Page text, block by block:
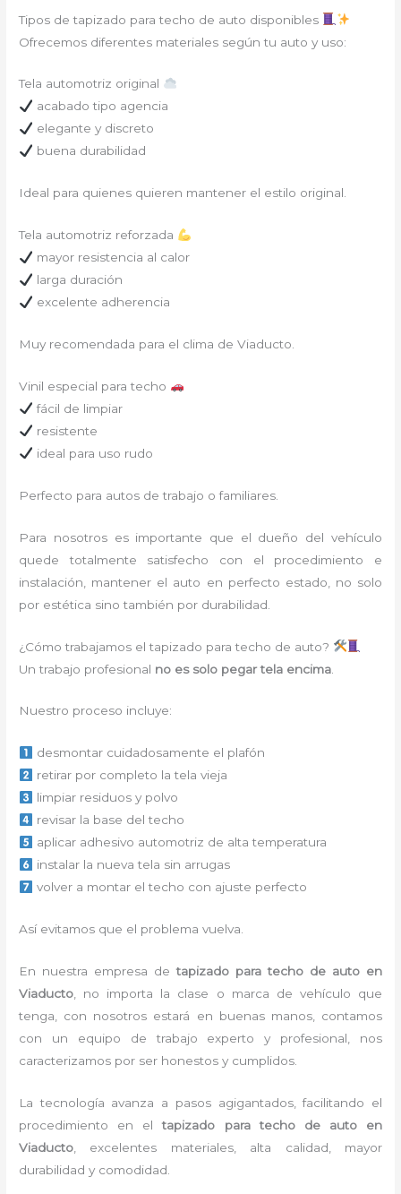
Tipos de tapizado para techo de auto disponibles
Ofrecemos diferentes materiales según tu auto y uso:
Tela automotriz original
acabado tipo agencia
elegante y discreto
buena durabilidad
Ideal para quienes quieren mantener el estilo original.
Tela automotriz reforzada
mayor resistencia al calor
larga duración
excelente adherencia
Muy recomendada para el clima de Viaducto.
Vinil especial para techo
fácil de limpiar
resistente
ideal para uso rudo
Perfecto para autos de trabajo o familiares.
Para nosotros es importante que el dueño del vehículo
quede totalmente satisfecho con el procedimiento e
instalación, mantener el auto en perfecto estado, no solo
por estética sino también por durabilidad.
¿Cómo trabajamos el tapizado para techo de auto?
Un trabajo profesional no es solo pegar tela encima
Nuestro proceso incluye:
desmontar cuidadosamente el plafón
retirar por completo la tela vieja
limpiar residuos y polvo
revisar la base del techo
aplicar adhesivo automotriz de alta temperatura
instalar la nueva tela sin arrugas
volver a montar el techo con ajuste perfecto
Así evitamos que el problema vuelva.
En nuestra empresa detapizado para techo de auto en
Viaducto , no importa la clase o marca de vehículo que
tenga, con nosotros estará en buenas manos, contamos
con un equipo de trabajo experto y profesional, nos
caracterizamos por ser honestos y cumplidos.
La tecnología avanza a pasos agigantados, facilitando el
procedimiento en eltapizado para techo de auto en
Viaducto , excelentes materiales, alta calidad, mayor
durabilidad y comodidad.